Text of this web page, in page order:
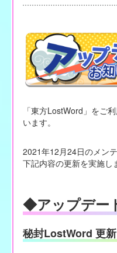
「東方LostWord」をご
います。
2021年12月24日のメンテ
下記内容の更新を実施し
◆アップデー
秘封LostWord 更新